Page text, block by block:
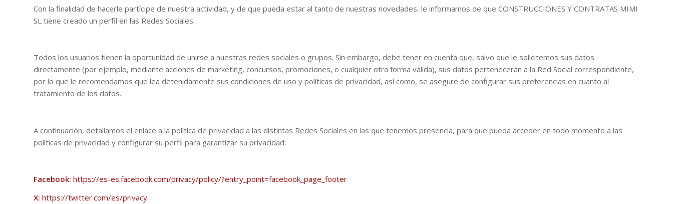
Con la finalidad de hacerle partícipe de nuestra actividad, y de que pueda estar al tanto de nuestras novedades, le informamos de que CONSTRUCCIONES Y CONTRATAS MIMI
SL tiene creado un perfil en las Redes Sociales.
Todos los usuarios tienen la oportunidad de unirse a nuestras redes sociales o grupos. Sin embargo, debe tener en cuenta que, salvo que le solicitemos sus datos
directamente (por ejemplo, mediante acciones de marketing, concursos, promociones, o cualquier otra forma válida), sus datos pertenecerán a la Red Social correspondiente,
por lo que le recomendamos que lea detenidamente sus condiciones de uso y políticas de privacidad, así como, se asegure de configurar sus preferencias en cuanto al
tratamiento de los datos.
A continuación, detallamos el enlace a la política de privacidad a las distintas Redes Sociales en las que tenemos presencia, para que pueda acceder en todo momento a las
políticas de privacidad y configurar su perfil para garantizar su privacidad:
Facebook: https://es-es.facebook.com/privacy/policy/?entry_point=facebook_page_footer
X: https://twitter.com/es/privacy